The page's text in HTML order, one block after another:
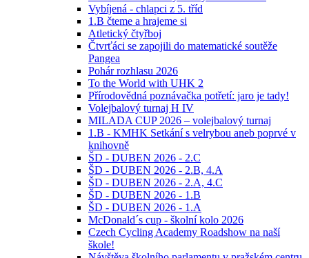
Vybíjená - chlapci z 5. tříd
1.B čteme a hrajeme si
Atletický čtyřboj
Čtvrťáci se zapojili do matematické soutěže
Pangea
Pohár rozhlasu 2026
To the World with UHK 2
Přírodovědná poznávačka potřetí: jaro je tady!
Volejbalový turnaj H IV
MILADA CUP 2026 – volejbalový turnaj
1.B - KMHK Setkání s velrybou aneb poprvé v
knihovně
ŠD - DUBEN 2026 - 2.C
ŠD - DUBEN 2026 - 2.B, 4.A
ŠD - DUBEN 2026 - 2.A, 4.C
ŠD - DUBEN 2026 - 1.B
ŠD - DUBEN 2026 - 1.A
McDonald´s cup - školní kolo 2026
Czech Cycling Academy Roadshow na naší
škole!